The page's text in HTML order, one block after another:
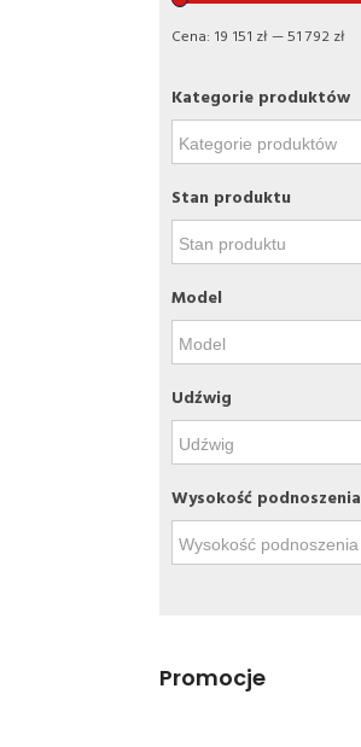
Cena: 19 151 zł—51 792 zł
Kategorie produktów
Stan produktu
Model
Udźwig
Wysokość podnoszenia
Promocje